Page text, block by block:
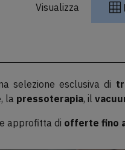
selezione esclusiva di
, la pressoterapia, il
approfitta di offerte fino
Visualizza